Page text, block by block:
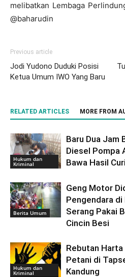
melibatkan Lembaga
@baharudin
Previous article
Jodi Yudono Duduki Posisi
Ketua Umum IWO Yang Baru
RELATED ARTICLES MORE FROM
Hukum dan
Kriminal
Baru Dua Jam
Diesel Pompa
Bawa Hasil
Berita Umum
Geng Motor
Pengendara
Serang Pakai
Cincin Besi
Hukum dan
Kriminal
Rebutan Harta
Petani di
Kandung